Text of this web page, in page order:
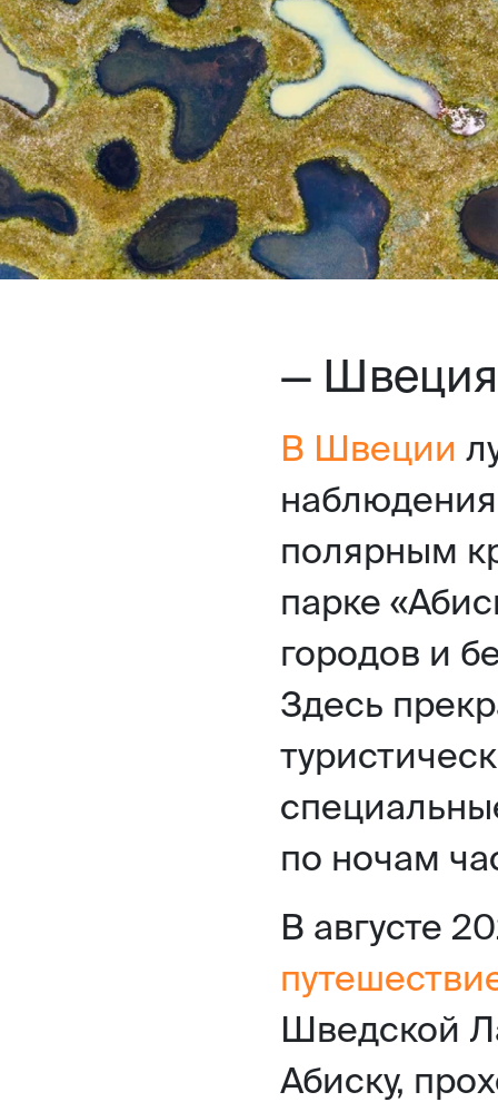
— Швеция
В Швеции
полярным
парке
городов и
Здесь
по ночам
В августе
Шведской
Абиску,